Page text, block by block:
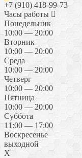
+7 (910) 418-99-73
Часы работы
Понедельник
10:00 — 20:00
Вторник
10:00 — 20:00
Среда
10:00 — 20:00
Четверг
10:00 — 20:00
Пятница
10:00 — 20:00
Суббота
11:00 — 17:00
Воскресенье
выходной
X